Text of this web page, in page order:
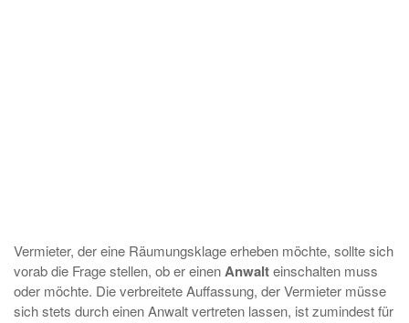
Vermieter, der eine Räumungsklage erheben möchte, sollte sich
vorab die Frage stellen, ob er einenAnwalteinschalten muss
oder möchte. Die verbreitete Auffassung, der Vermieter müsse
sich stets durch einen Anwalt vertreten lassen, ist zumindest für